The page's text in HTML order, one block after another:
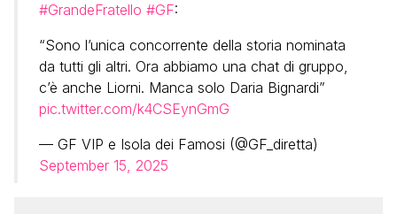
#GrandeFratello #GF:
“Sono l’unica concorrente della storia nominata
da tutti gli altri. Ora abbiamo una chat di gruppo,
c’è anche Liorni. Manca solo Daria Bignardi”
pic.twitter.com/k4CSEynGmG
— GF VIP e Isola dei Famosi (@GF_diretta)
September 15, 2025